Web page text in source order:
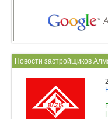
Новости застройщиков